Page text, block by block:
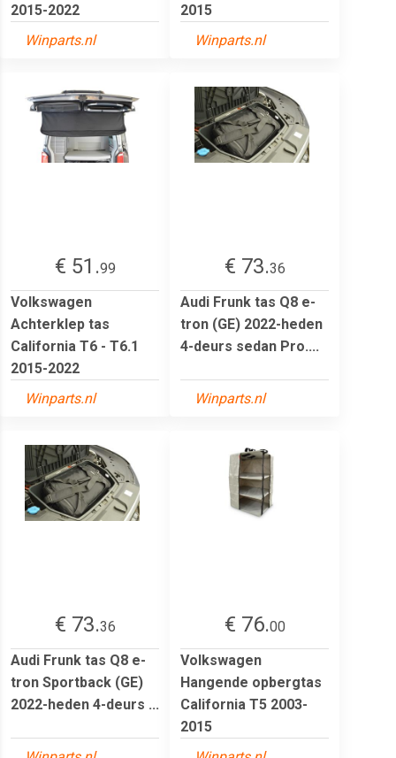
2015-2022
Winparts.nl
2015
Winparts.nl
€ 51.99
Volkswagen
Achterklep tas
California T6 - T6.1
2015-2022
Winparts.nl
€ 73.36
Audi Frunk tas Q8 e-
tron (GE) 2022-heden
4-deurs sedan Pro....
Winparts.nl
€ 73.36
Audi Frunk tas Q8 e-
tron Sportback (GE)
2022-heden 4-deurs ...
€ 76.00
Volkswagen
Hangende opbergtas
California T5 2003-
2015